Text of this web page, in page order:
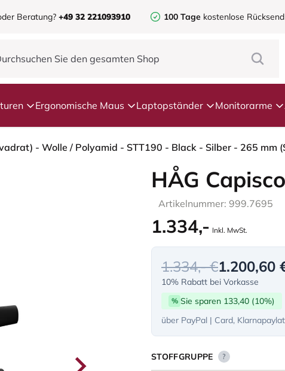
Beratung? +49 32 221093910 100 Tage kostenlose
Ergonomische Maus Laptopständer Monitorarme
- Wolle / Polyamid - STT190 - Black - Silber - 265 mm
HÅG
Artikelnummer: 999.7695
1.334,- Inkl. MwSt.
1.334,- €1.200,60
10% Rabatt bei Vorkasse
% Sie sparen 133,40 (10%)
über PayPal | Card,
STOFFGRUPPE ?